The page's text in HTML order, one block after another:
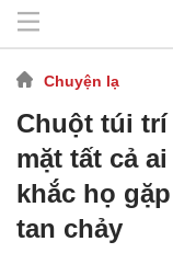
Chuyện lạ
Chuột túi
mặt tất cả
khắc họ
tan chảy